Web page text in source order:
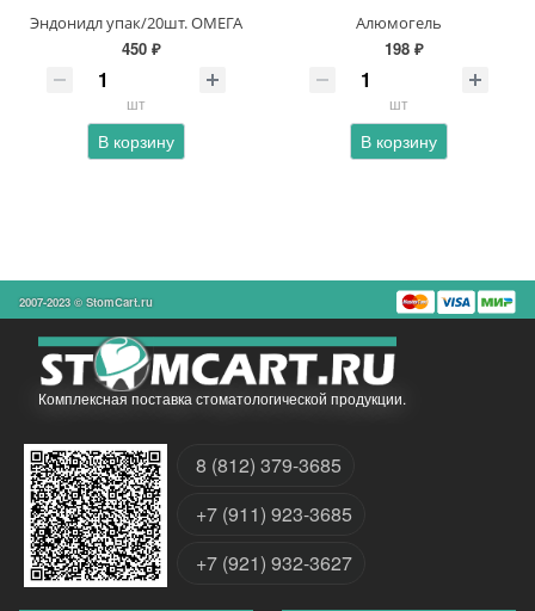
Эндонидл упак/20шт. ОМЕГА
450 ₽
шт
В корзину
Алюмогель
198 ₽
шт
В корзину
2007-2023 © StomCart.ru
Комплексная поставка стоматологической продукции.
8 (812) 379-3685
+7 (911) 923-3685
+7 (921) 932-3627